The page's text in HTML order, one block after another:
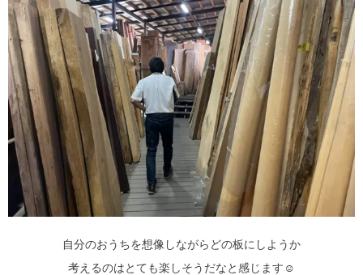
自分のおうちを想像しながらどの板にしようか
考えるのはとても楽しそうだなと感じます☺